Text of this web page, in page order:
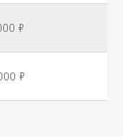
₽
₽